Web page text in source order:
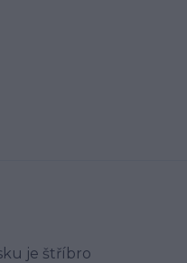
je štříbro